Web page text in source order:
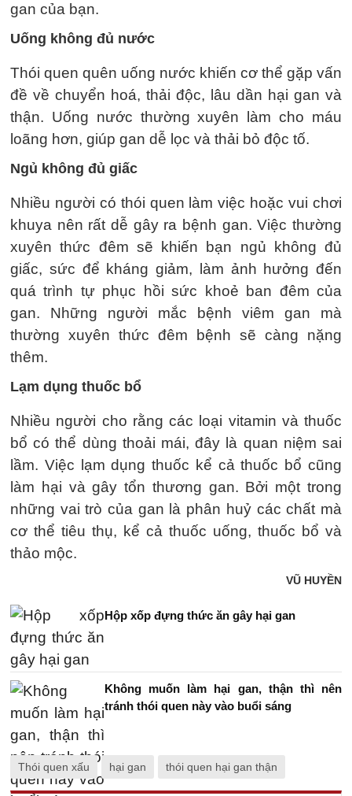
gan của bạn.
Uống không đủ nước
Thói quen quên uống nước khiến cơ thể gặp vấn
đề về chuyển hoá, thải độc, lâu dần hại gan và
thận. Uống nước thường xuyên làm cho máu
loãng hơn, giúp gan dễ lọc và thải bỏ độc tố.
Ngủ không đủ giấc
Nhiều người có thói quen làm việc hoặc vui chơi
khuya nên rất dễ gây ra bệnh gan. Việc thường
xuyên thức đêm sẽ khiến bạn ngủ không đủ
giấc, sức để kháng giảm, làm ảnh hưởng đến
quá trình tự phục hồi sức khoẻ ban đêm của
gan. Những người mắc bệnh viêm gan mà
thường xuyên thức đêm bệnh sẽ càng nặng
thêm.
Lạm dụng thuốc bổ
Nhiều người cho rằng các loại vitamin và thuốc
bổ có thể dùng thoải mái, đây là quan niệm sai
lầm. Việc lạm dụng thuốc kể cả thuốc bổ cũng
làm hại và gây tổn thương gan. Bởi một trong
những vai trò của gan là phân huỷ các chất mà
cơ thể tiêu thụ, kể cả thuốc uống, thuốc bổ và
thảo mộc.
VŨ HUYỀN
Hộp xốp đựng thức ăn gây hại gan
Không muốn làm hại gan, thận thì nên
tránh thói quen này vào buổi sáng
Thói quen xấu hại gan thói quen hại gan thận